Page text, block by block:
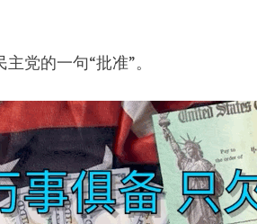
党的一句“批准”。